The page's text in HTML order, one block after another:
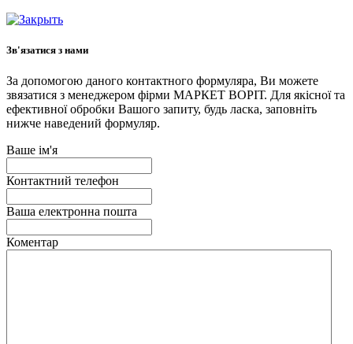
Зв'язатися з нами
За допомогою даного контактного формуляра, Ви можете
звязатися з менеджером фірми МАРКЕТ ВОРІТ. Для якісної та
ефективної обробки Вашого запиту, будь ласка, заповніть
нижче наведений формуляр.
Ваше ім'я
Контактний телефон
Ваша електронна пошта
Коментар